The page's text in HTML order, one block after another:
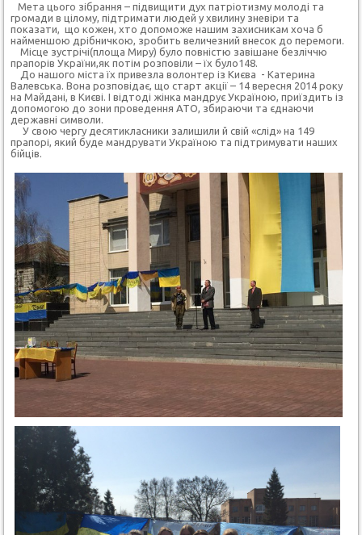
Мета цього зібрання – підвищити дух патріотизму молоді та
громади в цілому, підтримати людей у хвилину зневіри та
показати, що кожен, хто допоможе нашим захисникам хоча б
найменшою дрібничкою, зробить величезний внесок до перемоги.
Місце зустрічі(площа Миру) було повністю завішане безліччю
прапорів України,як потім розповіли – їх було148.
До нашого міста їх привезла волонтер із Києва - Катерина
Валевська. Вона розповідає, що старт акції – 14 вересня 2014 року
на Майдані, в Києві. І відтоді жінка мандрує Україною, приїздить із
допомогою до зони проведення АТО, збираючи та єднаючи
державні символи.
У свою чергу десятикласники залишили й свій «слід» на 149
прапорі, який буде мандрувати Україною та підтримувати наших
бійців.